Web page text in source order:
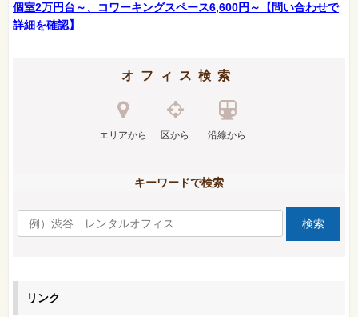
個室2万円台～、コワーキングスペース6,600円～【問い合わせで
詳細を確認】
オフィス検索
エリアから 区から 沿線から
キーワードで検索
リンク